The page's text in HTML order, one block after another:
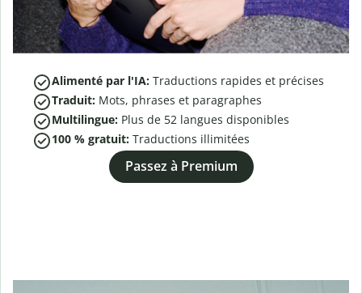
Alimenté par l'IA: Traductions rapides et précises
Traduit: Mots, phrases et paragraphes
Multilingue: Plus de 52 langues disponibles
100 % gratuit: Traductions illimitées
Passez à Premium